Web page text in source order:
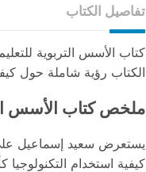
تفاصيل الكتاب
كتاب الأسس التربوية
الكتاب رؤية شاملة حول
ملخص كتاب الأسس
يستعرض سعيد إسماعيل علي
كيفية استخدام